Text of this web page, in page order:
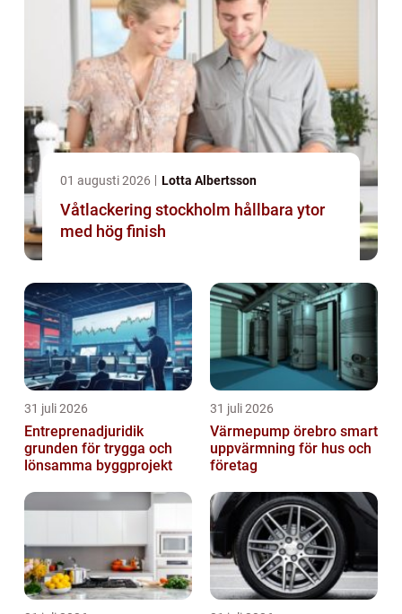
01 augusti 2026 Lotta Albertsson
Våtlackering stockholm hållbara ytor
med hög finish
31 juli 2026
Entreprenadjuridik
grunden för trygga och
lönsamma byggprojekt
31 juli 2026
Värmepump örebro smart
uppvärmning för hus och
företag